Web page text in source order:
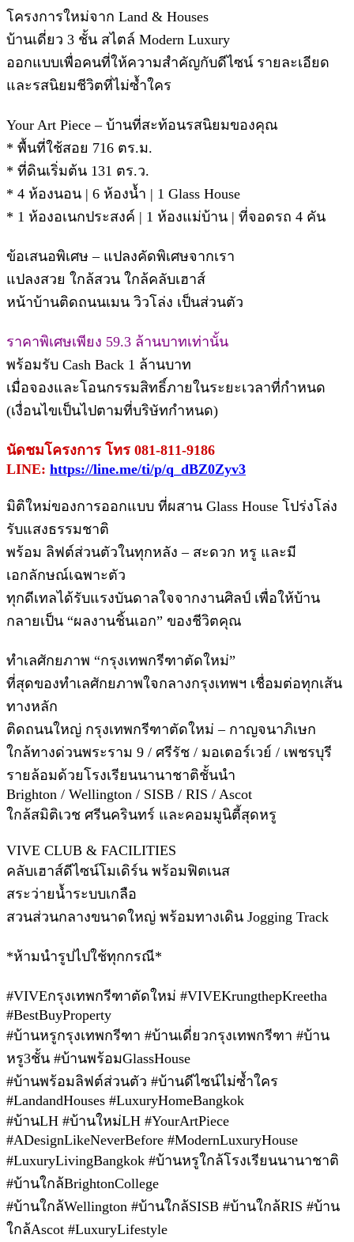
โครงการใหม่จาก Land & Houses
บ้านเดี่ยว 3 ชั้น สไตล์ Modern Luxury
ออกแบบเพื่อคนที่ให้ความสำคัญกับดีไซน์ รายละเอียด
และรสนิยมชีวิตที่ไม่ซ้ำใคร
Your Art Piece – บ้านที่สะท้อนรสนิยมของคุณ
* พื้นที่ใช้สอย 716 ตร.ม.
* ที่ดินเริ่มต้น 131 ตร.ว.
* 4 ห้องนอน | 6 ห้องน้ำ | 1 Glass House
* 1 ห้องอเนกประสงค์ | 1 ห้องแม่บ้าน | ที่จอดรถ 4 คัน
ข้อเสนอพิเศษ – แปลงคัดพิเศษจากเรา
แปลงสวย ใกล้สวน ใกล้คลับเฮาส์
หน้าบ้านติดถนนเมน วิวโล่ง เป็นส่วนตัว
ราคาพิเศษเพียง 59.3 ล้านบาทเท่านั้น
พร้อมรับ Cash Back 1 ล้านบาท
เมื่อจองและโอนกรรมสิทธิ์ภายในระยะเวลาที่กำหนด
(เงื่อนไขเป็นไปตามที่บริษัทกำหนด)
นัดชมโครงการ โทร 081-811-9186
LINE: https://line.me/ti/p/q_dBZ0Zyv3
มิติใหม่ของการออกแบบ ที่ผสาน Glass House โปร่งโล่ง
รับแสงธรรมชาติ
พร้อม ลิฟต์ส่วนตัวในทุกหลัง – สะดวก หรู และมี
เอกลักษณ์เฉพาะตัว
ทุกดีเทลได้รับแรงบันดาลใจจากงานศิลป์ เพื่อให้บ้าน
กลายเป็น “ผลงานชิ้นเอก” ของชีวิตคุณ
ทำเลศักยภาพ “กรุงเทพกรีฑาตัดใหม่”
ที่สุดของทำเลศักยภาพใจกลางกรุงเทพฯ เชื่อมต่อทุกเส้น
ทางหลัก
ติดถนนใหญ่ กรุงเทพกรีฑาตัดใหม่ – กาญจนาภิเษก
ใกล้ทางด่วนพระราม 9 / ศรีรัช / มอเตอร์เวย์ / เพชรบุรี
รายล้อมด้วยโรงเรียนนานาชาติชั้นนำ
Brighton / Wellington / SISB / RIS / Ascot
ใกล้สมิติเวช ศรีนครินทร์ และคอมมูนิตี้สุดหรู
VIVE CLUB & FACILITIES
คลับเฮาส์ดีไซน์โมเดิร์น พร้อมฟิตเนส
สระว่ายน้ำระบบเกลือ
สวนส่วนกลางขนาดใหญ่ พร้อมทางเดิน Jogging Track
*ห้ามนำรูปไปใช้ทุกกรณี*
#VIVEกรุงเทพกรีฑาตัดใหม่ #VIVEKrungthepKreetha
#BestBuyProperty
#บ้านหรูกรุงเทพกรีฑา #บ้านเดี่ยวกรุงเทพกรีฑา #บ้าน
หรู3ชั้น #บ้านพร้อมGlassHouse
#บ้านพร้อมลิฟต์ส่วนตัว #บ้านดีไซน์ไม่ซ้ำใคร
#LandandHouses #LuxuryHomeBangkok
#บ้านLH #บ้านใหม่LH #YourArtPiece
#ADesignLikeNeverBefore #ModernLuxuryHouse
#LuxuryLivingBangkok #บ้านหรูใกล้โรงเรียนนานาชาติ
#บ้านใกล้BrightonCollege
#บ้านใกล้Wellington #บ้านใกล้SISB #บ้านใกล้RIS #บ้าน
ใกล้Ascot #LuxuryLifestyle